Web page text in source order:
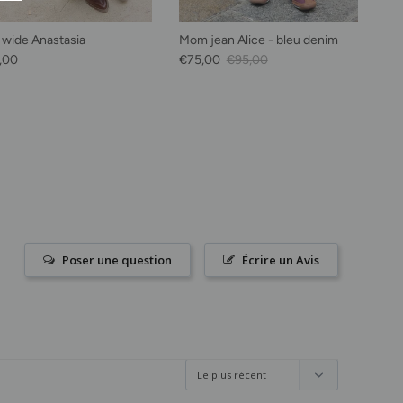
Anastasia
Mom jean Alice - bleu denim
Prix soldé
€75,00 Prix habituel
€95,00
Écrire un Avis
Poser une question